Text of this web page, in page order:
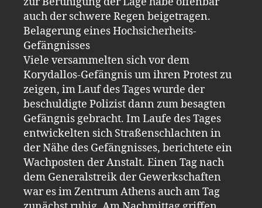
auch der schwere Regen beigetragen.
Belagerung eines Hochsicherheits-
Gefängnisses
Viele versammelten sich vor dem
Korydallos-Gefängnis um ihren Protest zu
zeigen, im Lauf des Tages wurde der
beschuldigte Polizist dann zum besagten
Gefängnis gebracht. Im Laufe des Tages
entwickelten sich Straßenschlachten in
der Nähe des Gefängnisses, berichtete ein
Wachposten der Anstalt. Einen Tag nach
dem Generalstreik der Gewerkschaften
war es im Zentrum Athens auch am Tag